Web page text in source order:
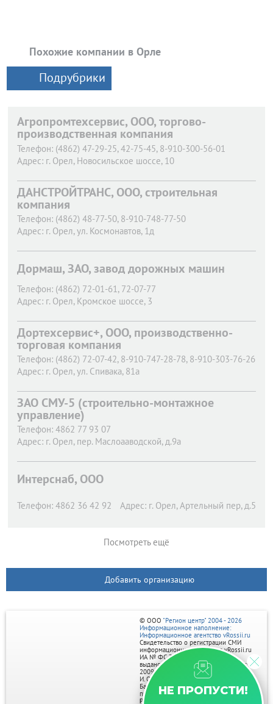
Похожие компании в Орле
Подрубрики
Агропромтехсервис, ООО, торгово-
производственная компания
Телефон: (4862) 47-29-25, 42-75-45, 8-910-300-56-01
Адрес: г. Орел, Новосильское шоссе, 10
ДАНСТРОЙТРАНС, ООО, строительная
компания
Телефон: (4862) 48-77-50, 8-910-748-77-50
Адрес: г. Орел, ул. Космонавтов, 1д
Дормаш, ЗАО, завод дорожных машин
Телефон: (4862) 72-01-61, 72-07-77
Адрес: г. Орел, Кромское шоссе, 3
Дортехсервис+, ООО, производственно-
торговая компания
Телефон: (4862) 72-07-42, 8-910-747-28-78, 8-910-303-76-26
Адрес: г. Орел, ул. Спивака, 81а
ЗАО СМУ-5 (строительно-монтажное
управление)
Телефон: 4862 77 93 07
Адрес: г. Орел, пер. Маслоааводской, д.9а
Интерснаб, ООО
Телефон: 4862 36 42 92 Адрес: г. Орел, Артельный пер, д.5
Посмотреть ещё
Добавить организацию
НЕ ПРОПУСТИ!
© ООО "Регион центр" 2004 - 2026
Информационное наполнение:
Информационное агентство vRossii.ru
Свидетельство о регистрации СМИ
информационного агентства vRossii.ru
ИА № ФС 77‑35502
выдано РОСКОМНАДЗОРом 04 марта
2009г.
И. О. Главного редактора Нарыков А. Н.
Баннеры на портале размещаются на
правах рекламы.
Реклама на портале: